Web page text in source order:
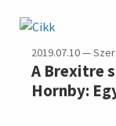
2019.07.10 —
A Brexitre
Hornby: